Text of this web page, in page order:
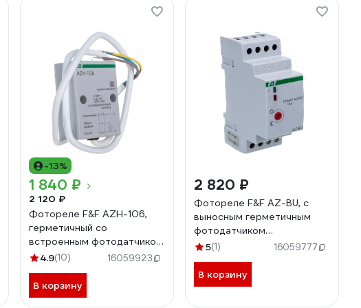
-13%
1 840 ₽
2 120 ₽
Фотореле F&F AZH-106,
герметичный со
встроенным фотодатчиком
EA01.001.002
4.9(10) 16059923
В корзину
2 820 ₽
Фотореле F&F AZ-BU, с
выносным герметичным
фотодатчиком
EA01.001.010
5(1) 16059777
В корзину